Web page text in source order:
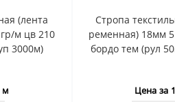
(лента
м цв 210
3000м)
м
Стропа
ременная) 18мм
бордо тем (рул
Цена за